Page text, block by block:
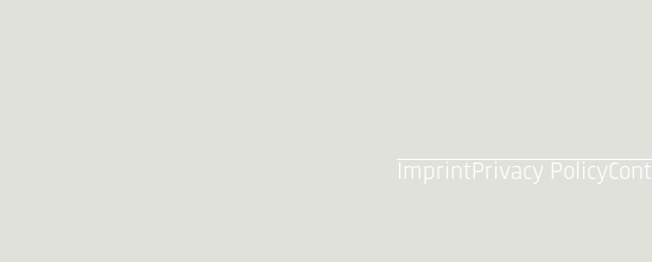
ImprintPrivacy Policy